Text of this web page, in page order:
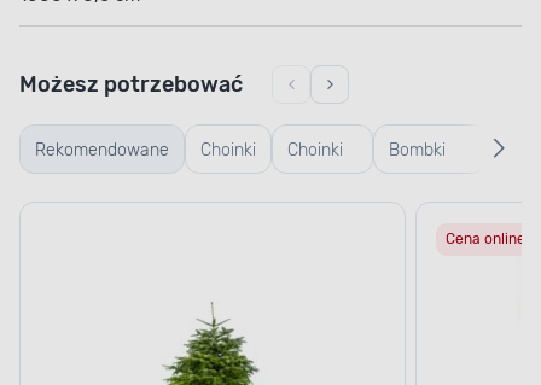
Rekomendowane Choinki
żywe
Choinki
sztuczne
Bombki
plastikowe
Możesz potrzebować
Cena online